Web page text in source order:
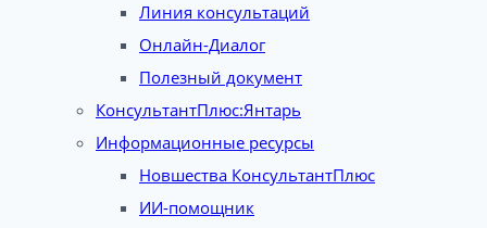
Линия консультаций
Онлайн-Диалог
Полезный документ
КонсультантПлюс:Янтарь
Информационные ресурсы
Новшества КонсультантПлюс
ИИ-помощник